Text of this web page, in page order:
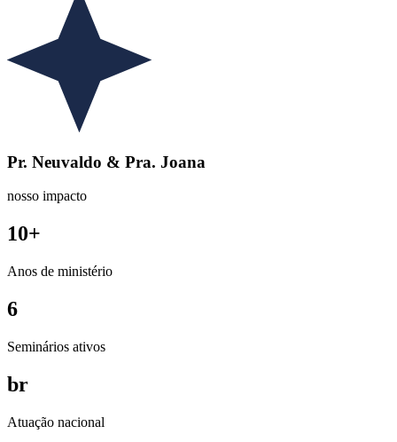
Pr. Neuvaldo & Pra. Joana
nosso impacto
10+
Anos de ministério
6
Seminários ativos
br
Atuação nacional